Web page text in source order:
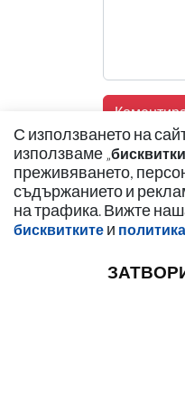
С използването на
използваме „бисквитки
преживяването,
съдържанието и
на трафика. Вижте
бисквитките и